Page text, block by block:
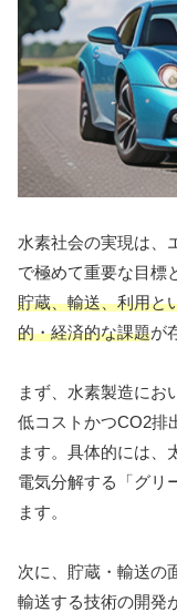
水素社会の実現は、
で極めて重要な目標
貯蔵、輸送、利用と
的・経済的な課題が
まず、水素製造にお
低コストかつCO2排
ます。具体的には、
電気分解する「グリ
ます。
次に、貯蔵・輸送の
輸送する技術の開発